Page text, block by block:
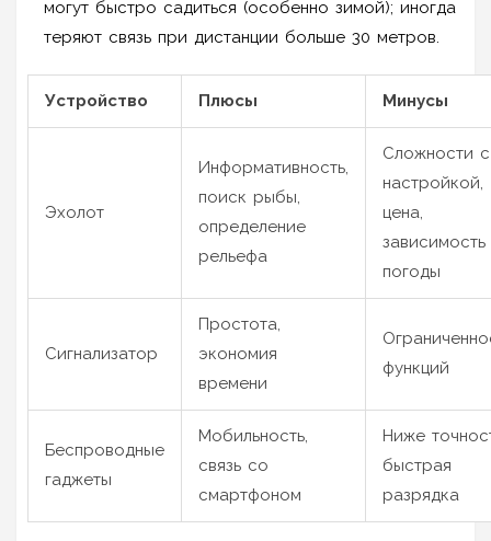
могут быстро садиться (особенно зимой); иногда
теряют связь при дистанции больше 30 метров.
Устройство Плюсы Минусы
Эхолот
Информативность,
поиск рыбы,
определение
рельефа
Сложности с
настройкой,
цена,
зависимость
погоды
Сигнализатор
Простота,
экономия
времени
функций
Беспроводные
гаджеты
Мобильность,
связь со
смартфоном
Ниже
быстрая
разрядка